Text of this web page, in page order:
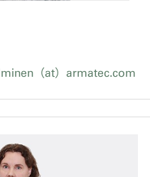
（at）armatec.com